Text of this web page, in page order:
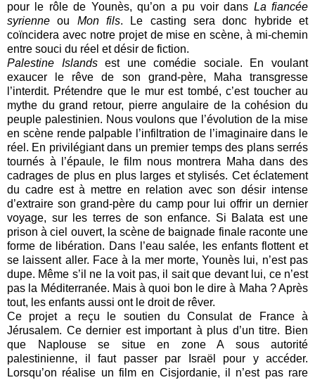
pour le rôle de Younès, qu’on a pu voir dans La fiancée
syrienne ou Mon fils. Le casting sera donc hybride et
coïncidera avec notre projet de mise en scène, à mi-chemin
entre souci du réel et désir de fiction.
Palestine Islandsest une comédie sociale. En voulant
exaucer le rêve de son grand-père, Maha transgresse
l’interdit. Prétendre que le mur est tombé, c’est toucher au
mythe du grand retour, pierre angulaire de la cohésion du
peuple palestinien. Nous voulons que l’évolution de la mise
en scène rende palpable l’infiltration de l’imaginaire dans le
réel. En privilégiant dans un premier temps des plans serrés
tournés à l’épaule, le film nous montrera Maha dans des
cadrages de plus en plus larges et stylisés. Cet éclatement
du cadre est à mettre en relation avec son désir intense
d’extraire son grand-père du camp pour lui offrir un dernier
voyage, sur les terres de son enfance. Si Balata est une
prison à ciel ouvert, la scène de baignade finale raconte une
forme de libération. Dans l’eau salée, les enfants flottent et
se laissent aller. Face à la mer morte, Younès lui, n’est pas
dupe. Même s’il ne la voit pas, il sait que devant lui, ce n’est
pas la Méditerranée. Mais à quoi bon le dire à Maha ? Après
tout, les enfants aussi ont le droit de rêver.
Ce projet a reçu le soutien du Consulat de France à
Jérusalem. Ce dernier est important à plus d’un titre. Bien
que Naplouse se situe en zone A sous autorité
palestinienne, il faut passer par Israël pour y accéder.
Lorsqu’on réalise un film en Cisjordanie, il n’est pas rare